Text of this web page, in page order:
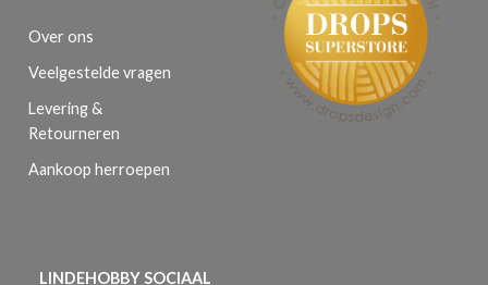
Over ons
Veelgestelde vragen
Levering &
Retourneren
Aankoop herroepen
LINDEHOBBY SOCIAAL